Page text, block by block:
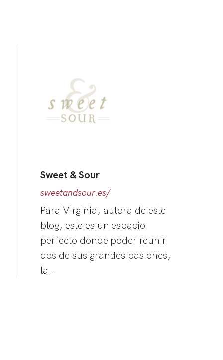
Sweet & Sour
sweetandsour.es/
Para Virginia, autora de este
blog, este es un espacio
perfecto donde poder reunir
dos de sus grandes pasiones,
la…